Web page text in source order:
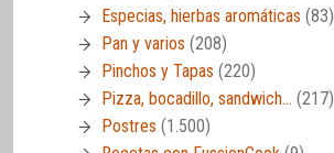
Especias, hierbas aromáticas (83)
Pan y varios (208)
Pinchos y Tapas (220)
Pizza, bocadillo, sandwich… (217)
Postres (1.500)